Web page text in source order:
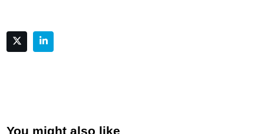
You might also like